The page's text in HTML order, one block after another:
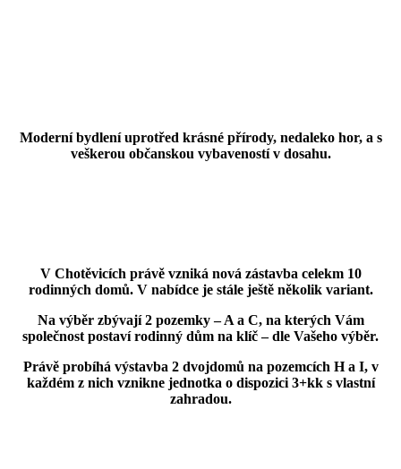
Moderní bydlení uprotřed krásné přírody, nedaleko hor, a s
veškerou občanskou vybaveností v dosahu.
V Chotěvicích právě vzniká nová zástavba celekm 10
rodinných domů. V nabídce je stále ještě několik variant.
Na výběr zbývají 2 pozemky – A a C, na kterých Vám
společnost postaví rodinný dům na klíč – dle Vašeho výběr.
Právě probíhá výstavba 2 dvojdomů na pozemcích H a I, v
každém z nich vznikne jednotka o dispozici 3+kk s vlastní
zahradou.